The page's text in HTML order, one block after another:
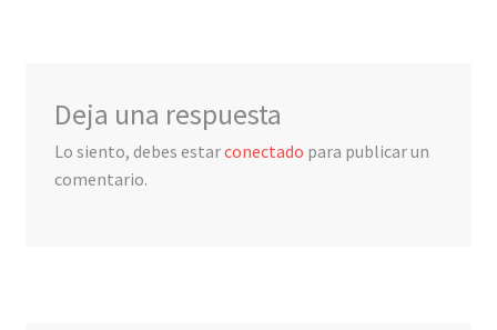
Buzos y Chaquetas
Deja una respuesta
Lo siento, debes estarconectado para publicar un
comentario.